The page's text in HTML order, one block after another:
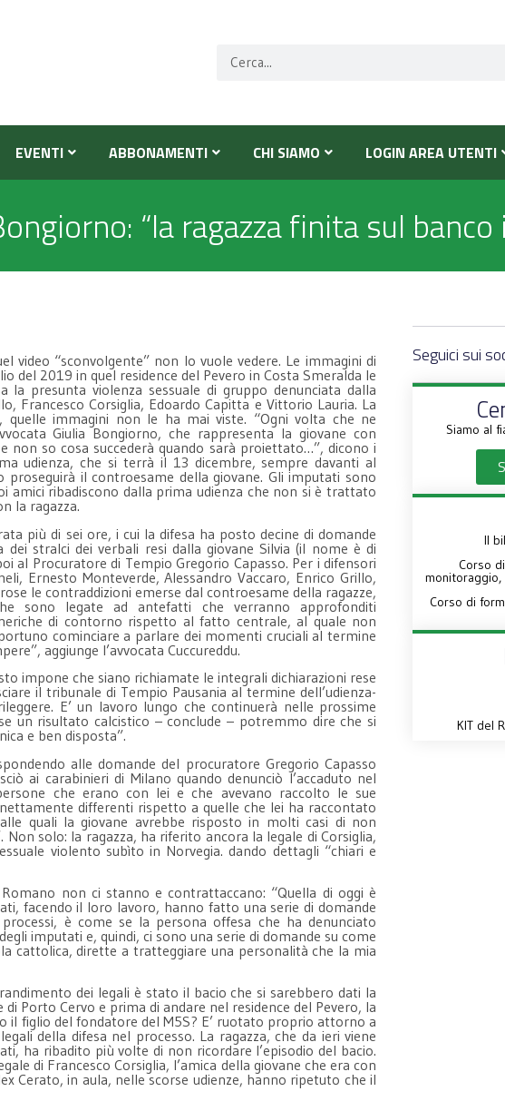
EVENTI ABBONAMENTI CHI SIAMO LOGIN AREA UTENTI
“la ragazza finita sul
video “sconvolgente” non lo vuole vedere. Le immagini di
del 2019 in quel residence del Pevero in Costa Smeralda le
presunta violenza sessuale di gruppo denunciata dalla
Francesco Corsiglia, Edoardo Capitta e Vittorio Lauria. La
quelle immagini non le ha mai viste. “Ogni volta che ne
Giulia Bongiorno, che rappresenta la giovane con
non so cosa succederà quando sarà proiettato…”, dicono i
udienza, che si terrà il 13 dicembre, sempre davanti al
proseguirà il controesame della giovane. Gli imputati sono
amici ribadiscono dalla prima udienza che non si è trattato
la ragazza.
più di sei ore, i cui la difesa ha posto decine di domande
stralci dei verbali resi dalla giovane Silvia (il nome è di
al Procuratore di Tempio Gregorio Capasso. Per i difensori
Ernesto Monteverde, Alessandro Vaccaro, Enrico Grillo,
le contraddizioni emerse dal controesame della ragazze,
sono legate ad antefatti che verranno approfonditi
di contorno rispetto al fatto centrale, al quale non
cominciare a parlare dei momenti cruciali al termine
aggiunge l’avvocata Cuccureddu.
impone che siano richiamate le integrali dichiarazioni rese
il tribunale di Tempio Pausania al termine dell’udienza-
E’ un lavoro lungo che continuerà nelle prossime
un risultato calcistico – conclude – potremmo dire che si
e ben disposta”.
alle domande del procuratore Gregorio Capasso
ai carabinieri di Milano quando denunciò l’accaduto nel
che erano con lei e che avevano raccolto le sue
differenti rispetto a quelle che lei ha raccontato
quali la giovane avrebbe risposto in molti casi di non
solo: la ragazza, ha riferito ancora la legale di Corsiglia,
violento subìto in Norvegia. dando dettagli “chiari e
non ci stanno e contrattaccano: “Quella di oggi è
facendo il loro lavoro, hanno fatto una serie di domande
è come se la persona offesa che ha denunciato
imputati e, quindi, ci sono una serie di domande su come
cattolica, dirette a tratteggiare una personalità che la mia
dei legali è stato il bacio che si sarebbero dati la
Porto Cervo e prima di andare nel residence del Pevero, la
il figlio del fondatore del M5S? E’ ruotato proprio attorno a
della difesa nel processo. La ragazza, che da ieri viene
ha ribadito più volte di non ricordare l’episodio del bacio.
di Francesco Corsiglia, l’amica della giovane che era con
Cerato, in aula, nelle scorse udienze, hanno ripetuto che il
Seguici sui
Siamo al
Il
Corso
monitoraggio,
Corso di
KIT del